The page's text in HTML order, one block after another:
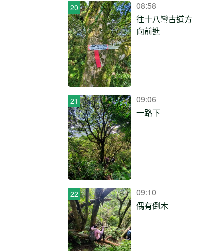
08:58
往十八彎古道方
向前進
09:06
一路下
09:10
偶有倒木